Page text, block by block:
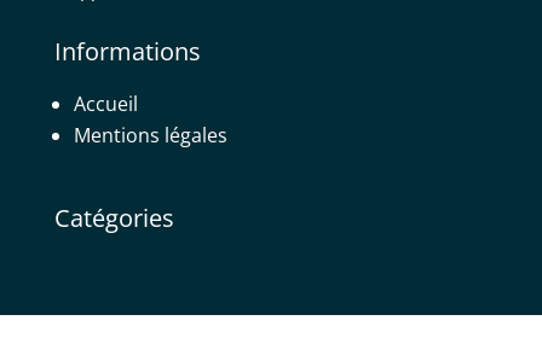
Informations
Accueil
Mentions légales
Catégories